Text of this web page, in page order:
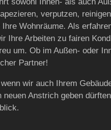
verputzen,
Wohnräume. Als
Ihre Arbeiten zu fairen
um. Ob im Außen- oder
Partner!
wir auch Ihrem
neuen Anstrich geben